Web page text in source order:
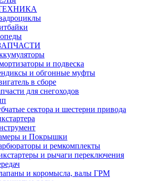
и подвеска
и обгонные муфты
в сборе
для снегоходов
сектора и шестерни привода
и Покрышки
и ремкомплекты
и рычаги переключения
и коромысла, валы ГРМ